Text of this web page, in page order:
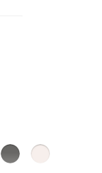
스톤
라이트